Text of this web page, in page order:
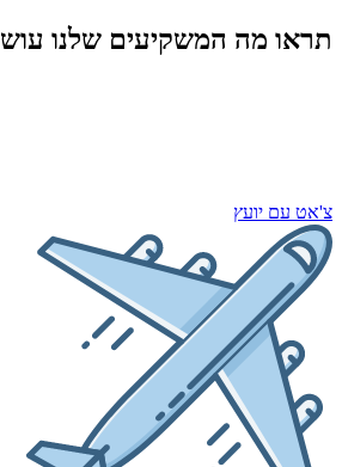
תראו מה המשקיעים שלנו
צ'אט עם יועץ